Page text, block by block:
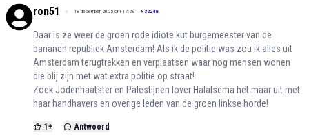
ron51 18 december 2025 om 17:29 + 32248
Daar is ze weer de groen rode idiote kut burgemeester van de
bananen republiek Amsterdam! Als ik de politie was zou ik alles uit
Amsterdam terugtrekken en verplaatsen waar nog mensen wonen
die blij zijn met wat extra politie op straat!
Zoek Jodenhaatster en Palestijnen lover Halalsema het maar uit met
haar handhavers en overige leden van de groen linkse horde!
1 + Antwoord